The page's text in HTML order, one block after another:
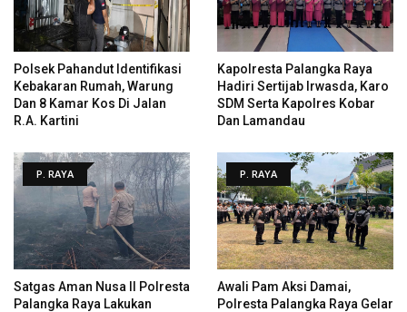
Polsek Pahandut Identifikasi
Kebakaran Rumah, Warung
Dan 8 Kamar Kos Di Jalan
R.A. Kartini
Kapolresta Palangka Raya
Hadiri Sertijab Irwasda, Karo
SDM Serta Kapolres Kobar
Dan Lamandau
P. RAYA
Satgas Aman Nusa II Polresta
Palangka Raya Lakukan
P. RAYA
Awali Pam Aksi Damai,
Polresta Palangka Raya Gelar